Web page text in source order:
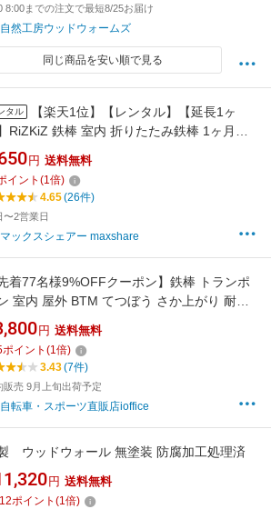
8:00までの注文で最短8/25お届け
自然工房ウッドウォームズ
同じ商品を安い順で見る
タル
【楽天1位】【レンタル】【延長1ヶ
RiZKiZ 鉄棒 室内 折りたたみ鉄棒 1ヶ月レ
ル 信頼 安全SGマーク取得 逆上がり てつ
おりたたみ 折り畳み 耐荷重100kg 子供 対
齢 3才〜7才 逆上がり 補助ベルト クッショ
マット 男の子 女の子 ★[送料無料]
円 送料無料
イント (1倍)
4.65(26件)
〜2営業日
マックスシェアー maxshare
先着77名様9%OFFクーポン】鉄棒 トランポ
室内 屋外 BTM てつぼう さか上がり 耐荷
折りたたみ 有酸素運動 マルチジム懸垂
ン 高さ4段階調整 チンニング 全身ストレッ
供用 一年保証
円 送料無料
ポイント (1倍)
3.43(7件)
販売 9月上旬出荷予定
自転車・スポーツ直販店ioffice
ウッドウォール 無塗装 防腐加工処理済
円 送料無料
ポイント (1倍)